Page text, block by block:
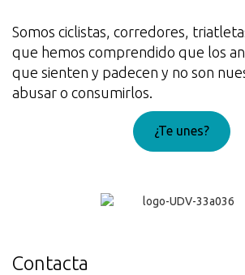
Somos ciclistas, corredores,
que hemos comprendido que los
que sienten y padecen y no son
abusar o consumirlos.
¿Te unes?
Contacta